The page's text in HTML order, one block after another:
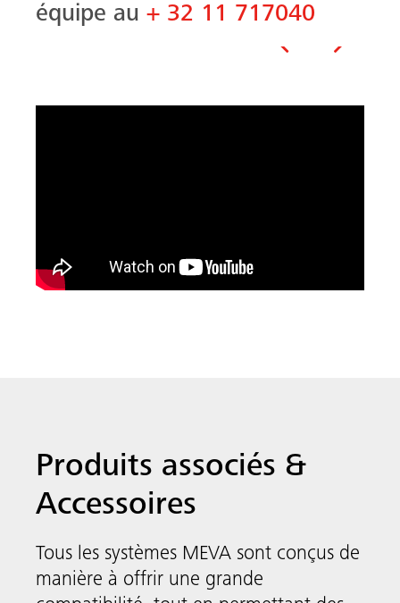
équipe au + 32 11 717040
Produits associés &
Accessoires
Tous les systèmes MEVA sont conçus de
manière à offrir une grande